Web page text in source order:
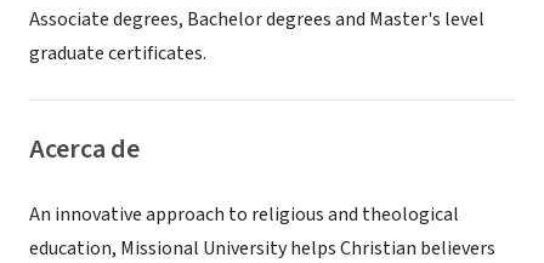
Associate degrees, Bachelor degrees and Master's level
graduate certificates.
Acerca de
An innovative approach to religious and theological
education, Missional University helps Christian believers